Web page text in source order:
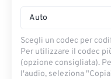
Auto
Scegli un codec per
Per utilizzare il codec
(opzione consigliata).
l'audio, seleziona